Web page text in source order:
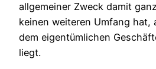
allgemeiner Zweck damit ganz
keinen weiteren Umfang hat,
dem eigentümlichen
liegt.